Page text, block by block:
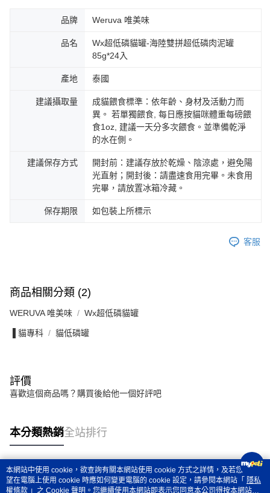
品牌 Weruva 唯美味
品名
Wx超低磷貓罐-海陸雙拼超低磷肉泥罐
85g*24入
產地 泰國
建議攝取量
成貓餵食標準：依年齡、身材及活動力而
異。 若單獨餵食, 每日應按貓咪體重每磅餵
食1oz, 建議一天分多次餵食。並準備乾淨
的水在側。
建議保存方式
開封前：建議存放於乾燥、陰涼處，避免陽
光直射；開封後：請盡速食用完畢。未食用
完畢，請放置冰箱冷藏。
保存期限 如包裝上所標示
客服
商品相關分類 (2)
WERUVA 唯美味 Wx超低磷貓罐
▐ 貓專科 貓低磷罐
評價
喜歡這個商品嗎？購買後給他一個好評吧
本分類熱銷全站排行
熱門標籤
本網站中使用 cookie，欲查詢有關本網站使用 cookie 方式之詳情，及若您不希
望在電腦上使用 cookie 時應如何變更電腦的 cookie 設定，請參閱本網站「 隱私
權條款 」之 Cookie 聲明。您繼續使用本網站即表示您同意本公司得按本網站使